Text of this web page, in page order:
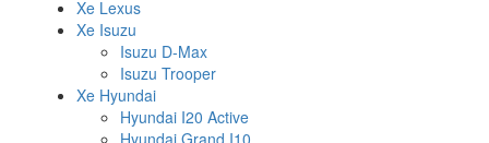
Xe Lexus
Xe Isuzu
Isuzu D-Max
Isuzu Trooper
Xe Hyundai
Hyundai I20 Active